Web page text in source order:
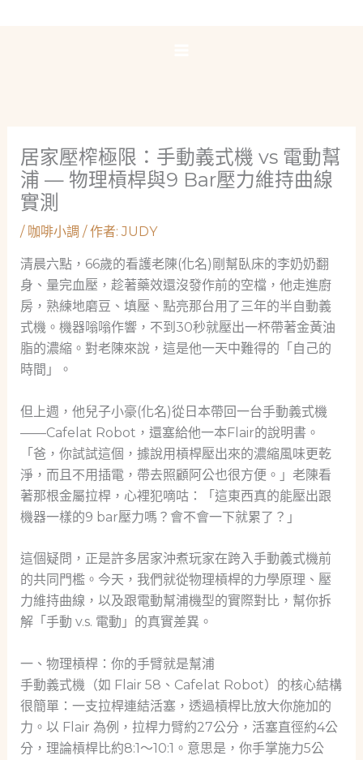
居家壓榨極限：手動義式機 vs 電動幫
浦 — 物理槓桿與9 Bar壓力維持曲線
實測
/ 咖啡小調 / 作者:JUDY
清晨六點，66歲的看護老陳(化名)剛幫臥床的李奶奶翻
身、量完血壓，趁著藥效還沒發作前的空檔，他走進廚
房，熟練地磨豆、填壓、點亮那台用了三年的半自動義
式機。機器嗡嗡作響，不到30秒就壓出一杯帶著金黃油
脂的濃縮。對老陳來說，這是他一天中難得的「自己的
時間」。
但上週，他兒子小豪(化名)從日本帶回一台手動義式機
——Cafelat Robot，還塞給他一本Flair的說明書。
「爸，你試試這個，據說用槓桿壓出來的濃縮風味更乾
淨，而且不用插電，帶去照顧阿公也很方便。」老陳看
著那根金屬拉桿，心裡犯嘀咕：「這東西真的能壓出跟
機器一樣的9 bar壓力嗎？會不會一下就累了？」
這個疑問，正是許多居家沖煮玩家在跨入手動義式機前
的共同門檻。今天，我們就從物理槓桿的力學原理、壓
力維持曲線，以及跟電動幫浦機型的實際對比，幫你拆
解「手動 v.s. 電動」的真實差異。
一、物理槓桿：你的手臂就是幫浦
手動義式機（如 Flair 58、Cafelat Robot）的核心結構
很簡單：一支拉桿連結活塞，透過槓桿比放大你施加的
力。以 Flair 為例，拉桿力臂約27公分，活塞直徑約4公
分，理論槓桿比約8:1～10:1。意思是，你手掌施力5公